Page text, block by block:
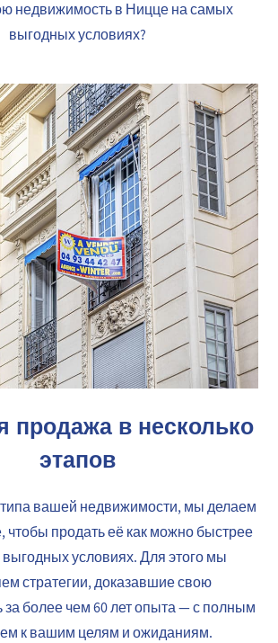
недвижимость в Ницце на самых
выгодных условиях?
продажа в несколько
этапов
вашей недвижимости, мы делаем
чтобы продать её как можно быстрее
условиях. Для этого мы
стратегии, доказавшие свою
более чем 60 лет опыта — с полным
к вашим целям и ожиданиям.